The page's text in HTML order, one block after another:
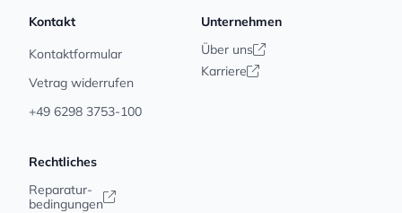
Kontakt
Kontaktformular
Vetrag widerrufen
+49 6298 3753-100
Unternehmen
Über uns
Karriere
Rechtliches
Reparatur-
bedingungen